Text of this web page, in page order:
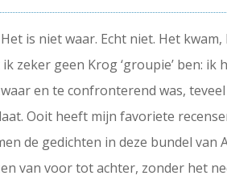
is niet waar. Echt niet. Het
zeker geen Krog ‘groupie’ ben:
en te confronterend was,
Ooit heeft mijn favoriete
de gedichten in deze bundel
van voor tot achter, zonder het